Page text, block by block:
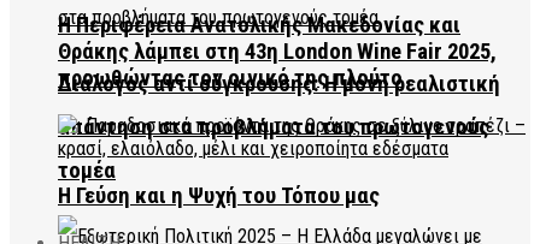
Διάλογος αντί σύγκρουσης: Η μόνη ρεαλιστική
απάντηση στα προβλήματα του πρωτογενούς
τομέα
Η Περιφέρεια Ανατολικής Μακεδονίας και
Θράκης λάμπει στη 43η London Wine Fair 2025,
προωθώντας τον οινικό της πλούτο
Η Γεύση και η Ψυχή του Τόπου μας